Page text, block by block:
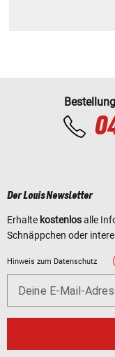
Der Louis Newsletter
Erhalte kostenlosalle
Schnäppchen oder
Hinweis zum Datenschutz
Deine E-Mail-